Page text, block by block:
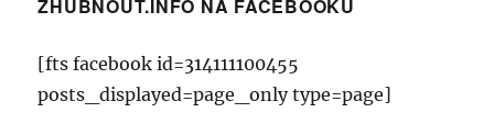
ZHUBNOUT.INFO NA FACEBOOKU
[fts facebook id=314111100455
posts_displayed=page_only type=page]